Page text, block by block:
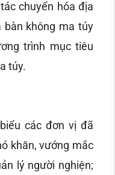
chuyển hóa địa
bàn không ma túy
trình mục tiêu
túy.
các đơn vị đã
khăn, vướng mắc
lý người nghiện;